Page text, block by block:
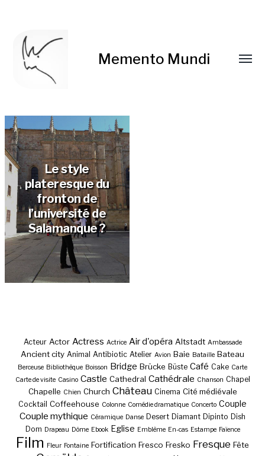
Memento Mundi
Le style
plateresque du
fronton de
l’université de
Salamanque ?
Acteur Actor Actress Actrice Air d'opéra Altstadt Ambassade
Ancient city Animal Antibiotic Atelier Avion Baie Bataille Bateau
Berceuse Bibliothèque Boisson Bridge Brücke Büste Café Cake Carte
Carte de visite Casino Castle Cathedral Cathédrale Chanson Chapel
Chapelle Chien Church Château Cinema Cité médiévale
Cocktail Coffeehouse Colonne Comédie dramatique Concerto Couple
Couple mythique Céramique Danse Desert Diamant Dipinto Dish
Dom Drapeau Dôme Ebook Eglise Emblème En-cas Estampe Faïence
Film Fleur Fontaine Fortification Fresco Fresko Fresque Fête